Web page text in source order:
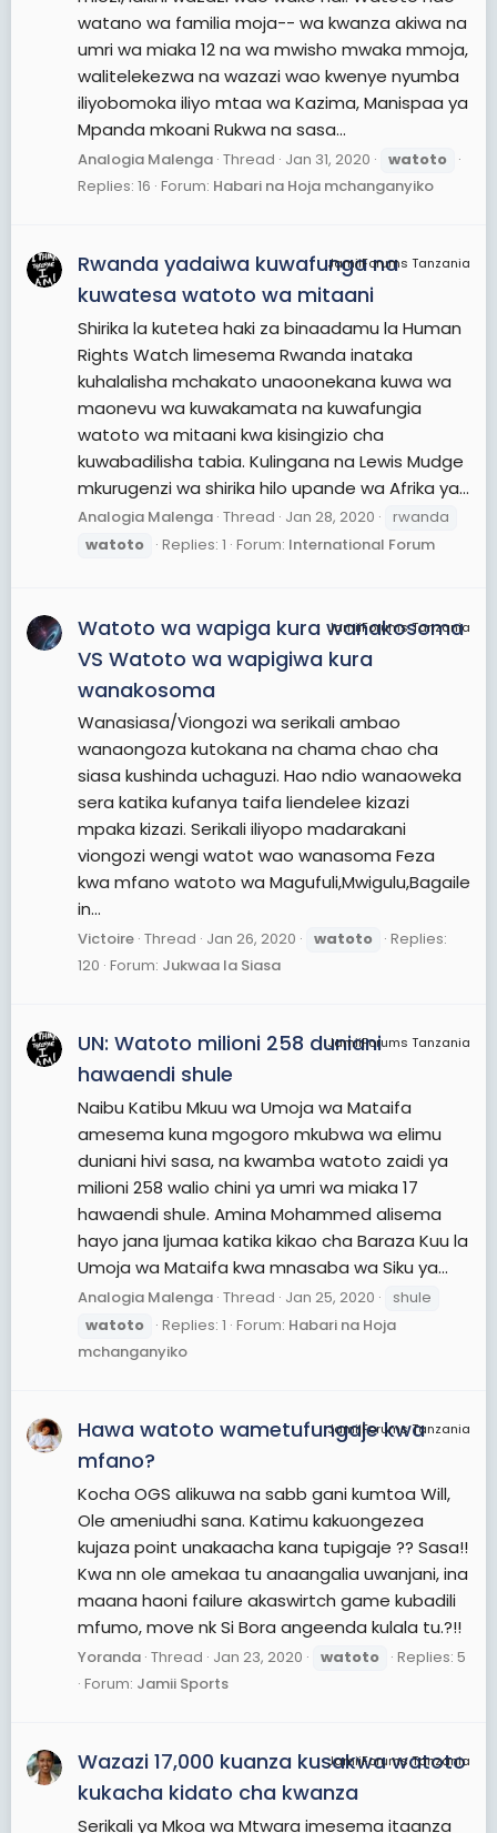
watano wa familia moja-- wa kwanza akiwa na
umri wa miaka 12 na wa mwisho mwaka mmoja,
walitelekezwa na wazazi wao kwenye nyumba
iliyobomoka iliyo mtaa wa Kazima, Manispaa ya
Mpanda mkoani Rukwa na sasa...
Analogia Malenga Thread Jan 31, 2020
watoto
Replies: 16 Forum: Habari na Hoja mchanganyiko
JamiiForums Tanzania
Rwanda yadaiwa kuwafunga na
kuwatesa watoto wa mitaani
Shirika la kutetea haki za binaadamu la Human
Rights Watch limesema Rwanda inataka
kuhalalisha mchakato unaoonekana kuwa wa
maonevu wa kuwakamata na kuwafungia
watoto wa mitaani kwa kisingizio cha
kuwabadilisha tabia. Kulingana na Lewis Mudge
mkurugenzi wa shirika hilo upande wa Afrika ya...
Analogia Malenga Thread Jan 28, 2020
rwanda
watoto
Replies: 1 Forum: International Forum
JamiiForums Tanzania
Watoto wa wapiga kura wanakosoma
VS Watoto wa wapigiwa kura
wanakosoma
Wanasiasa/Viongozi wa serikali ambao
wanaongoza kutokana na chama chao cha
siasa kushinda uchaguzi. Hao ndio wanaoweka
sera katika kufanya taifa liendelee kizazi
mpaka kizazi. Serikali iliyopo madarakani
viongozi wengi watot wao wanasoma Feza
kwa mfano watoto wa Magufuli,Mwigulu,Bagaile
in...
Victoire Thread Jan 26, 2020 watoto
Replies:
120 Forum: Jukwaa la Siasa
JamiiForums Tanzania
UN: Watoto milioni 258 duniani
hawaendi shule
Naibu Katibu Mkuu wa Umoja wa Mataifa
amesema kuna mgogoro mkubwa wa elimu
duniani hivi sasa, na kwamba watoto zaidi ya
milioni 258 walio chini ya umri wa miaka 17
hawaendi shule. Amina Mohammed alisema
hayo jana Ijumaa katika kikao cha Baraza Kuu la
Umoja wa Mataifa kwa mnasaba wa Siku ya...
Analogia Malenga Thread Jan 25, 2020
shule
watoto
Replies: 1 Forum: Habari na Hoja
mchanganyiko
JamiiForums Tanzania
Hawa watoto wametufungaje kwa
mfano?
Kocha OGS alikuwa na sabb gani kumtoa Will,
Ole ameniudhi sana. Katimu kakuongezea
kujaza point unakaacha kana tupigaje ?? Sasa!!
Kwa nn ole amekaa tu anaangalia uwanjani, ina
maana haoni failure akaswirtch game kubadili
mfumo, move nk Si Bora angeenda kulala tu.?!!
Yoranda Thread Jan 23, 2020 watoto
Replies: 5
Forum: Jamii Sports
JamiiForums Tanzania
Wazazi 17,000 kuanza kusakwa watoto
kukacha kidato cha kwanza
Serikali ya Mkoa wa Mtwara imesema itaanza